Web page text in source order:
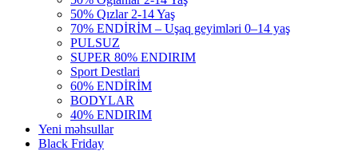
50% Qızlar 2-14 Yaş
70% ENDİRİM – Uşaq geyimləri 0–14 yaş
PULSUZ
SUPER 80% ENDIRIM
Sport Destlari
60% ENDİRİM
BODYLAR
40% ENDIRIM
Yeni məhsullar
Black Friday